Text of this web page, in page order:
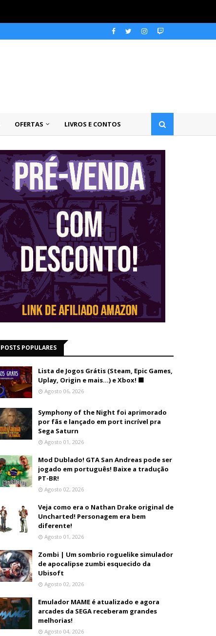
OFERTAS LIVROS E CONTOS
POSTS POPULARES
Lista de Jogos Grátis (Steam, Epic Games,
Uplay, Origin e mais...) e Xbox! 🟩
Agosto 06, 2026
Symphony of the Night foi aprimorado
por fãs e lançado em port incrível pra
Sega Saturn
Agosto 01, 2026
Mod Dublado! GTA San Andreas pode ser
jogado em português! Baixe a tradução
PT-BR!
Agosto 02, 2026
Veja como era o Nathan Drake original de
Uncharted! Personagem era bem
diferente!
Agosto 01, 2026
Zombi | Um sombrio roguelike simulador
de apocalipse zumbi esquecido da
Ubisoft
Agosto 02, 2026
Emulador MAME é atualizado e agora
arcades da SEGA receberam grandes
melhorias!
Agosto 04, 2026